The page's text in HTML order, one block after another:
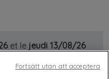
et le jeudi 13/08/26
Fortsätt utan att acceptera